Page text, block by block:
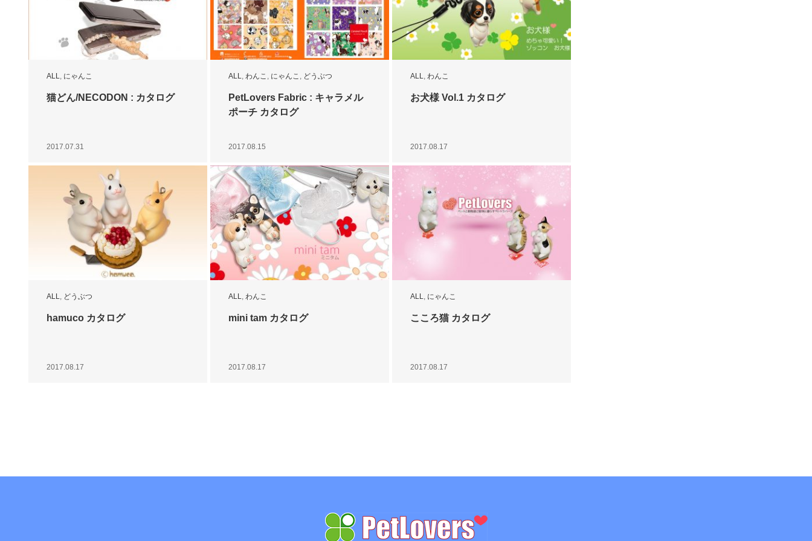
ALL, にゃんこ
猫どん/NECODON : カタログ
2017.07.31
ALL, わんこ , にゃんこ , どうぶつ
PetLovers Fabric : キャラメル
ポーチ カタログ
2017.08.15
ALL, わんこ
お犬様 Vol.1 カタログ
2017.08.17
ALL どうぶつ
hamuco カタログ
2017.08.17
ALL わんこ
mini tam カタログ
2017.08.17
ALL にゃんこ
こころ猫 カタログ
2017.08.17